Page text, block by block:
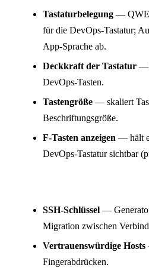
Tastaturbelegung —
für die DevOps-Tastatur;
App-Sprache ab.
Deckkraft der Tastatur —
DevOps-Tasten.
Tastengröße — skaliert
Beschriftungsgröße.
F-Tasten anzeigen — hält
DevOps-Tastatur sichtbar
SSH-Schlüssel —
Migration zwischen
Vertrauenswürdige Hosts
Fingerabdrücken.